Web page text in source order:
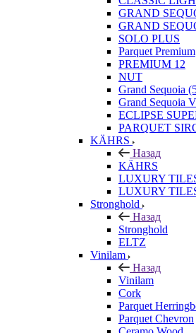
GRAND
GRAND
SOLO PLUS
Parquet Premium
PREMIUM 12
NUT
Grand Sequoia
Grand Sequoia
ECLIPSE
PARQUET
KÄHRS
Назад
KÄHRS
LUXURY
LUXURY
Stronghold
Назад
Stronghold
ELTZ
Vinilam
Назад
Vinilam
Cork
Parquet
Parquet Chevron